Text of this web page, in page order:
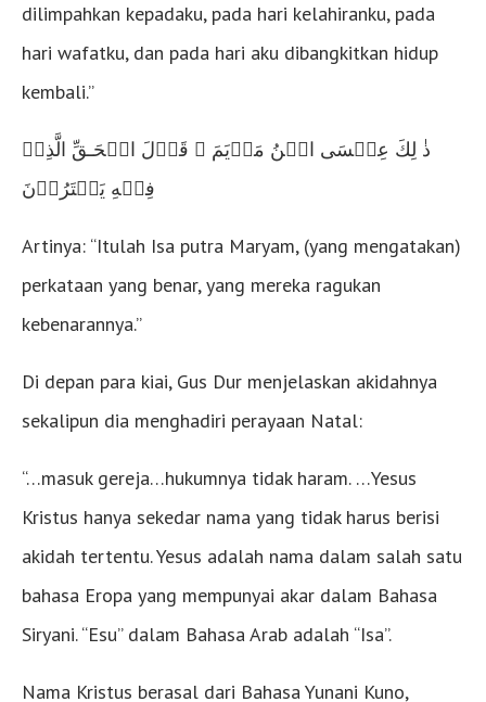
dilimpahkan kepadaku, pada hari kelahiranku, pada
hari wafatku, dan pada hari aku dibangkitkan hidup
kembali.”
ذٰ لِكَ عِيۡسَى ابۡنُ مَرۡيَمَ ۚ قَوۡلَ الۡحَـقِّ الَّذِىۡ
فِيۡهِ يَمۡتَرُوۡنَ‏
Artinya: “Itulah Isa putra Maryam, (yang mengatakan)
perkataan yang benar, yang mereka ragukan
kebenarannya.”
Di depan para kiai, Gus Dur menjelaskan akidahnya
sekalipun dia menghadiri perayaan Natal:
“…masuk gereja…hukumnya tidak haram. …Yesus
Kristus hanya sekedar nama yang tidak harus berisi
akidah tertentu. Yesus adalah nama dalam salah satu
bahasa Eropa yang mempunyai akar dalam Bahasa
Siryani. “Esu” dalam Bahasa Arab adalah “Isa”.
Nama Kristus berasal dari Bahasa Yunani Kuno,